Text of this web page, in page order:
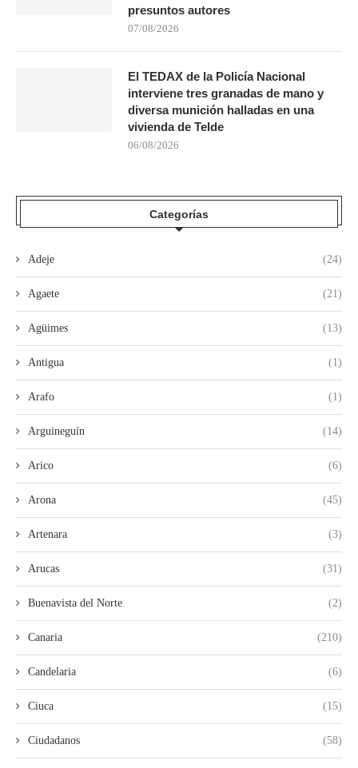
presuntos autores
07/08/2026
El TEDAX de la Policía Nacional
interviene tres granadas de mano y
diversa munición halladas en una
vivienda de Telde
06/08/2026
Categorías
Adeje (24)
Agaete (21)
Agüimes (13)
Antigua (1)
Arafo (1)
Arguineguín (14)
Arico (6)
Arona (45)
Artenara (3)
Arucas (31)
Buenavista del Norte (2)
Canaria (210)
Candelaria (6)
Ciuca (15)
Ciudadanos (58)